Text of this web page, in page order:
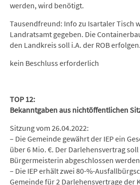
werden, wird benötigt.
Tausendfreund: Info zu Isartaler Tisch
Landratsamt gegeben. Die
den Landkreis soll i.A. der ROB erfolgen.
kein Beschluss erforderlich
TOP 12:
Bekanntgaben aus nichtöffentlichen
Sitzung vom 26.04.2022:
– Die Gemeinde gewährt der IEP ein
über 6 Mio. €. Der Darlehensvertrag
Bürgermeisterin abgeschlossen
– Die IEP erhält zwei 80-%-
Gemeinde für 2 Darlehensvertrage der